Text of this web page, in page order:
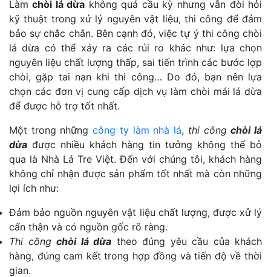
Làmchòi lá dừa không quá cầu kỳ nhưng vẫn đòi hỏi
kỹ thuật trong xử lý nguyên vật liệu, thi công để đảm
bảo sự chắc chắn. Bên cạnh đó, việc tự ý thi công chòi
lá dừa có thể xảy ra các rủi ro khác như: lựa chọn
nguyên liệu chất lượng thấp, sai tiến trình các bước lợp
chòi, gặp tai nạn khi thi công… Do đó, bạn nên lựa
chọn các đơn vị cung cấp dịch vụ làm chòi mái lá dừa
để được hỗ trợ tốt nhất.
Một trong nhữngcông ty làm nhà lá, thi côngchòi lá
dừa được nhiều khách hàng tin tưởng không thể bỏ
qua là Nhà Lá Tre Việt. Đến với chúng tôi, khách hàng
không chỉ nhận được sản phẩm tốt nhất mà còn những
lợi ích như:
Đảm bảo nguồn nguyên vật liệu chất lượng, được xử lý
cẩn thận và có nguồn gốc rõ ràng.
Thi công chòi lá dừa theo đúng yêu cầu của khách
hàng, đúng cam kết trong hợp đồng và tiến độ về thời
gian.